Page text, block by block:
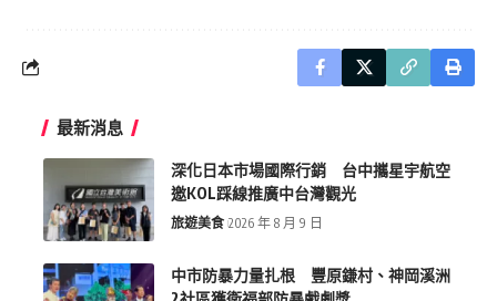
最新消息
深化日本市場國際行銷 台中攜星宇航空
邀KOL踩線推廣中台灣觀光
旅遊美食 2026 年 8 月 9 日
中市防暴力量扎根 豐原鎌村、神岡溪洲